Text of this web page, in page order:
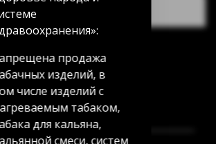
в наличии
49 шт
49 шт
продажа
изделий, в
числе изделий с
табаком,
для кальяна,
смеси, систем